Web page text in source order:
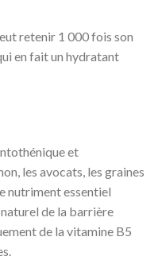
retenir 1 000 fois son
en fait un hydratant
et
les avocats, les graines
nutriment essentiel
de la barrière
de la vitamine B5